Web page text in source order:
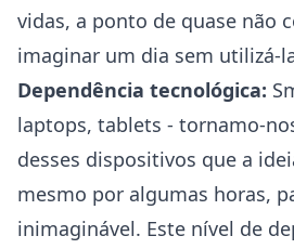
vidas, a ponto de quase não
imaginar um dia sem utilizá-
Dependência tecnológica:
laptops, tablets - tornamo-
desses dispositivos que a
mesmo por algumas horas,
inimaginável. Este nível de